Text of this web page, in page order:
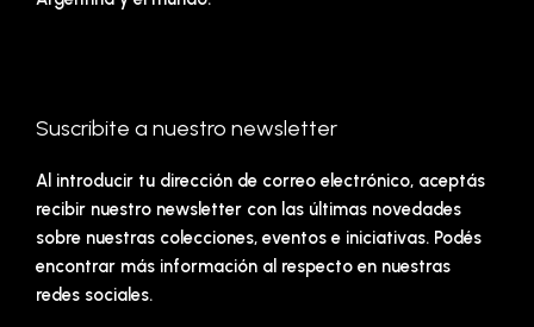
Suscribite a nuestro newsletter
Al introducir tu dirección de correo electrónico, aceptás
recibir nuestro newsletter con las últimas novedades
sobre nuestras colecciones, eventos e iniciativas. Podés
encontrar más información al respecto en nuestras
redes sociales.